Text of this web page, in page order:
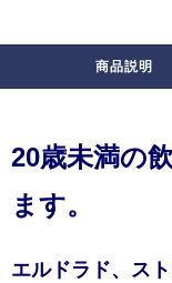
商品説明
20歳未満の
ます。
エルドラド、ス